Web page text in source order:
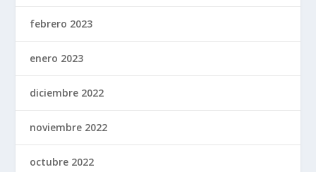
febrero 2023
enero 2023
diciembre 2022
noviembre 2022
octubre 2022